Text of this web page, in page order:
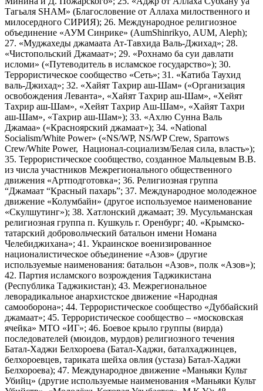
Тагьаля SHAM» (Благословение от Аллаха милоственного и
милосердного СИРИЯ); 26. Международное религиозное
объединение «АУМ Синрике» (AumShinrikyo, AUM, Aleph);
27. «Муджахеды джамаата Ат-Тавхида Валь-Джихад»; 28.
«Чистопольский Джамаат»; 29. «Рохнамо ба суи давлати
исломи» («Путеводитель в исламское государство»); 30.
Террористическое сообщество «Сеть»; 31. «Катиба Таухид
валь-Джихад»; 32. «Хайят Тахрир аш-Шам» («Организация
освобождения Леванта», «Хайят Тахрир аш-Шам», «Хейят
Тахрир аш-Шам», «Хейят Тахрир Аш-Шам», «Хайят Тахри
аш-Шам», «Тахрир аш-Шам»); 33. «Ахлю Сунна Валь
Джамаа» («Красноярский джамаат»); 34. «National
Socialism/White Power» («NS/WP, NS/WP Crew, Sparrows
Crew/White Power, Национал-социализм/Белая сила, власть»);
35. Террористическое сообщество, созданное Мальцевым В.В.
из числа участников Межрегионального общественного
движения «Артподготовка»; 36. Религиозная группа
“Джамаат “Красный пахарь”; 37. Международное молодежное
движение «Колумбайн» (другое используемое наименование
«Скулшутинг»); 38. Хатлонский джамаат; 39. Мусульманская
религиозная группа п. Кушкуль г. Оренбург; 40. «Крымско-
татарский добровольческий батальон имени Номана
Челебиджихана»; 41. Украинское военизированное
националистическое объединение «Азов» (другие
используемые наименования: батальон «Азов», полк «Азов»);
42. Партия исламского возрождения Таджикистана
(Республика Таджикистан); 43. Межрегиональное
леворадикальное анархистское движение «Народная
самооборона»; 44. Террористическое сообщество «Дуббайский
джамаат»; 45. Террористическое сообщество – «московская
ячейка» МТО «ИГ»; 46. Боевое крыло группы (вирда)
последователей (мюидов, мурдов) религиозного течения
Батал-Хаджи Белхороева (Батал-Хаджи, баталхаджинцев,
белхороевцев, тариката шейха овлия (устаза) Батал-Хаджи
Белхороева); 47. Международное движение «Маньяки Культ
Убийц» (другие используемые наименования «Маньяки Культ